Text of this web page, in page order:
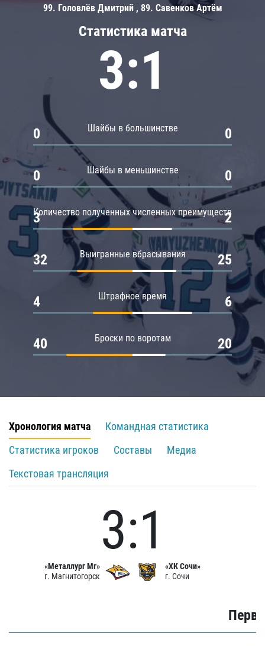
Статистика матча
3:1
Шайбы в большинстве
0 0
Шайбы в меньшинстве
0 0
Количество полученных численных преимуществ
3 2
Выигранные вбрасывания
32 25
Штрафное время
4 6
Броски по воротам
40 20
99. Головлёв Дмитрий , 89. Савенков Артём
Хронология матча
Командная статистика
Статистика игроков
Составы
Медиа
Текстовая трансляция
«Металлург Мг»
г. Магнитогорск
3:1
«ХК Сочи»
г. Сочи